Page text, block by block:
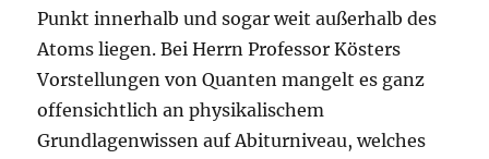
Punkt innerhalb und sogar weit außerhalb des
Atoms liegen. Bei Herrn Professor Kösters
Vorstellungen von Quanten mangelt es ganz
offensichtlich an physikalischem
Grundlagenwissen auf Abiturniveau, welches